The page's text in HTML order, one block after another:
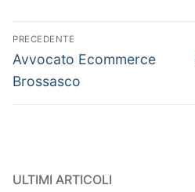
PRECEDENTE
Avvocato Ecommerce
Brossasco
ULTIMI ARTICOLI